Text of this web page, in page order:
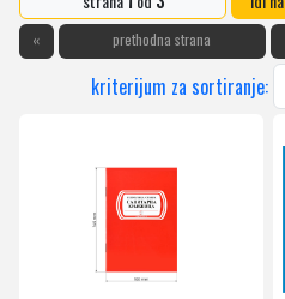
« prethodna strana
kriterijum za sortiranje: